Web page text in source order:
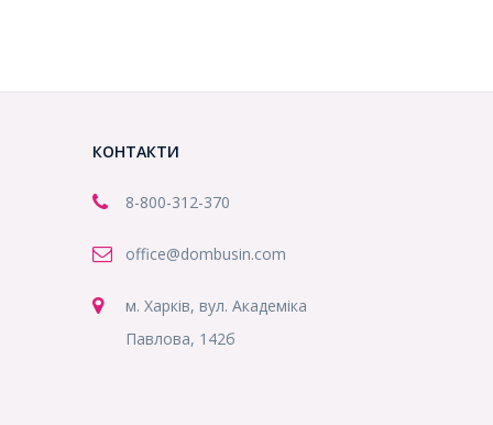
КОНТАКТИ
8-800-312-370
office@dombusin.com
м. Харків, вул. Академіка
Павлова, 142б